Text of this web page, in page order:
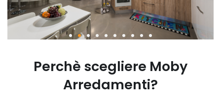
Perchè scegliere Moby
Arredamenti?